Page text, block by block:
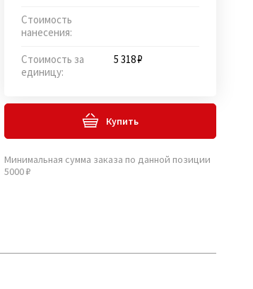
Стоимость
нанесения:
Стоимость за
единицу:
5 318 ₽
Купить
Минимальная сумма заказа по данной позиции
5000 ₽